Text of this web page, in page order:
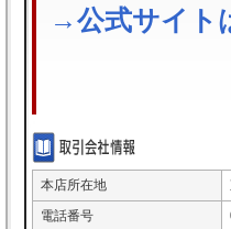
→公式サイト
本店所在地
電話番号